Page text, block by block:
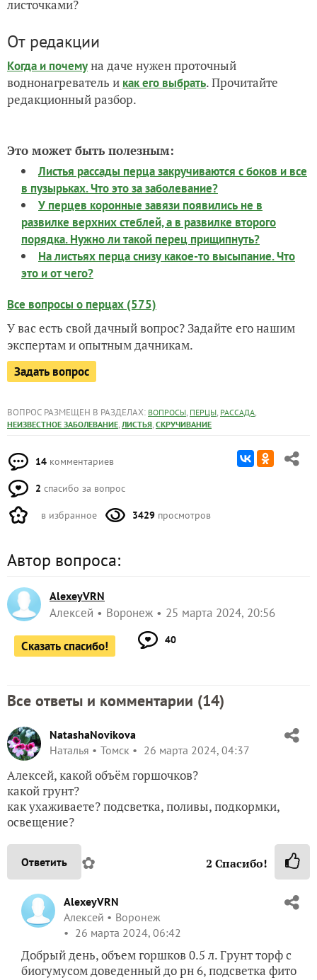
От редакции
Когда и почемуна даче нужен проточный
воднонагреватель и как его выбрать. Прочитайте
редакционный разбор.
Это может быть полезным:
Листья рассады перца закручиваются с боков и все
в пузырьках. Что это за заболевание?
У перцев коронные завязи появились не в
развилке верхних стеблей, а в развилке второго
порядка. Нужно ли такой перец прищипнуть?
На листьях перца снизу какое-то высыпание. Что
это и от чего?
Все вопросы о перцах (575)
У вас есть свой дачный вопрос? Задайте его нашим
экспертам и опытным дачникам.
Задать вопрос
ВОПРОС РАЗМЕЩЕН В РАЗДЕЛАХ: ВОПРОСЫ, ПЕРЦЫ, РАССАДА,
НЕИЗВЕСТНОЕ ЗАБОЛЕВАНИЕ, ЛИСТЬЯ, СКРУЧИВАНИЕ
14 комментариев
2 спасибо за вопрос
в избранное 3429 просмотров
Автор вопроса:
AlexeyVRN
Алексей Воронеж 25 марта 2024, 20:56
Сказать спасибо! 40
Все ответы и комментарии (14)
NatashaNovikova
Наталья
Томск 26 марта 2024, 04:37
Алексей, какой объём горшочков?
какой грунт?
как ухаживаете? подсветка, поливы, подкормки,
освещение?
Ответить ✿ 2 Спасибо!
AlexeyVRN
Алексей
Воронеж
26 марта 2024, 06:42
Добрый день, объем горшков 0.5 л. Грунт торф с
биогумусом доведенный до рн 6, подсветка фито